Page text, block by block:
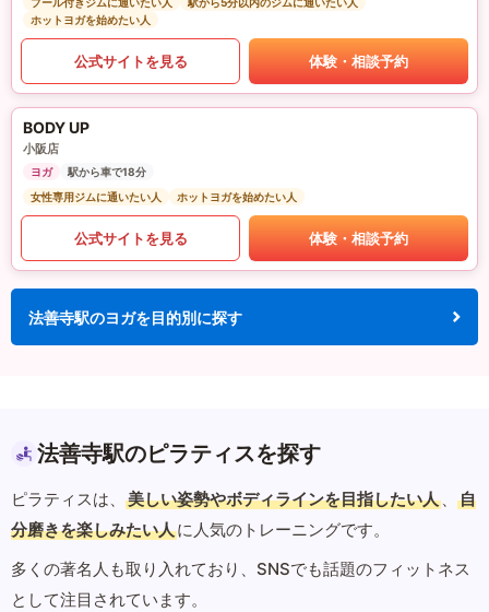
プール付きジムに通いたい人
駅から5分以内のジムに通いたい人
ホットヨガを始めたい人
公式サイトを見る 体験・相談予約
BODY UP
小阪店
ヨガ
駅から車で18分
女性専用ジムに通いたい人
ホットヨガを始めたい人
公式サイトを見る 体験・相談予約
法善寺駅のヨガを目的別に探す
法善寺駅のピラティスを探す
ピラティスは、 美しい姿勢やボディラインを目指したい人 、
自
分磨きを楽しみたい人に人気のトレーニングです。
多くの著名人も取り入れており、SNSでも話題のフィットネス
として注目されています。